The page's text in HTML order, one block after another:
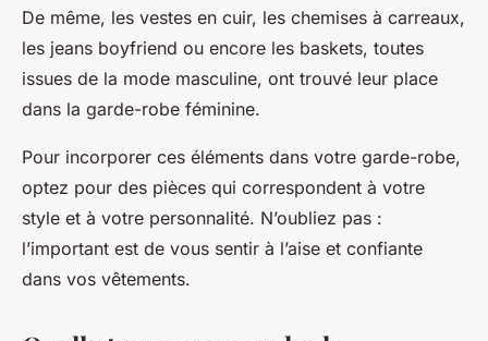
De même, les vestes en cuir, les chemises à carreaux,
les jeans boyfriend ou encore les baskets, toutes
issues de la mode masculine, ont trouvé leur place
dans la garde-robe féminine.
Pour incorporer ces éléments dans votre garde-robe,
optez pour des pièces qui correspondent à votre
style et à votre personnalité. N’oubliez pas :
l’important est de vous sentir à l’aise et confiante
dans vos vêtements.